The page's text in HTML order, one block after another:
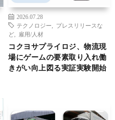
2026.07.28
テクノロジー
プレスリリースな
ど
雇用/人材
コクヨサプライロジ、物流現
場にゲームの要素取り入れ働
きがい向上図る実証実験開始